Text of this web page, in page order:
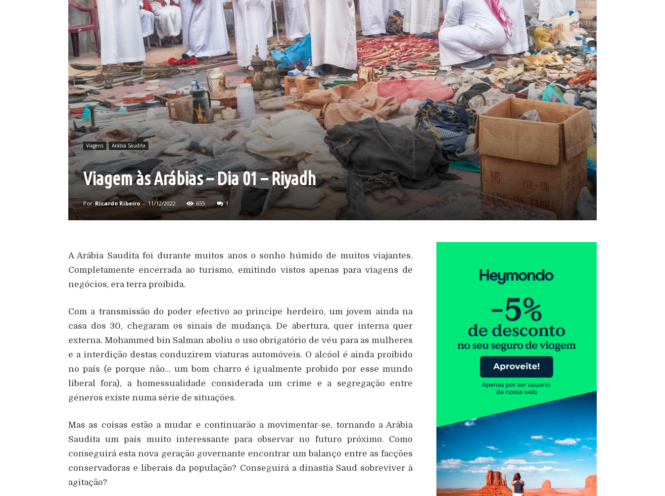
Viagens Arábia Saudita
Viagem às Arábias – Dia 01 – Riyadh
Por Ricardo Ribeiro - 11/12/2022 655 1
A Arábia Saudita foi durante muitos anos o sonho húmido de muitos viajantes.
Completamente encerrada ao turismo, emitindo vistos apenas para viagens de
negócios, era terra proibida.
Com a transmissão do poder efectivo ao principe herdeiro, um jovem ainda na
casa dos 30, chegaram os sinais de mudança. De abertura, quer interna quer
externa. Mohammed bin Salman aboliu o uso obrigatório de véu para as mulheres
e a interdição destas conduzirem viaturas automóveis. O alcóol é ainda proibido
no país (e porque não… um bom charro é igualmente probido por esse mundo
liberal fora), a homessualidade considerada um crime e a segregação entre
géneros existe numa série de situações.
Mas as coisas estão a mudar e continuarão a movimentar-se, tornando a Arábia
Saudita um país muito interessante para observar no futuro próximo. Como
conseguirá esta nova geração governante encontrar um balanço entre as facções
conservadoras e liberais da população? Conseguirá a dinastia Saud sobreviver à
agitação?